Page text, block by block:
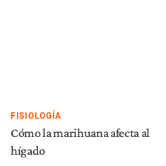
FISIOLOGÍA
Cómo la marihuana afecta al
hígado